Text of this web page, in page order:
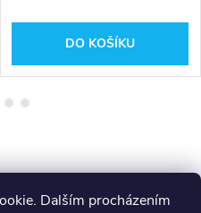
Dalším procházením
DO KOŠÍKU